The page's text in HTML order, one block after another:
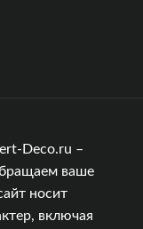
Deco.ru –
ваше
носит
включая